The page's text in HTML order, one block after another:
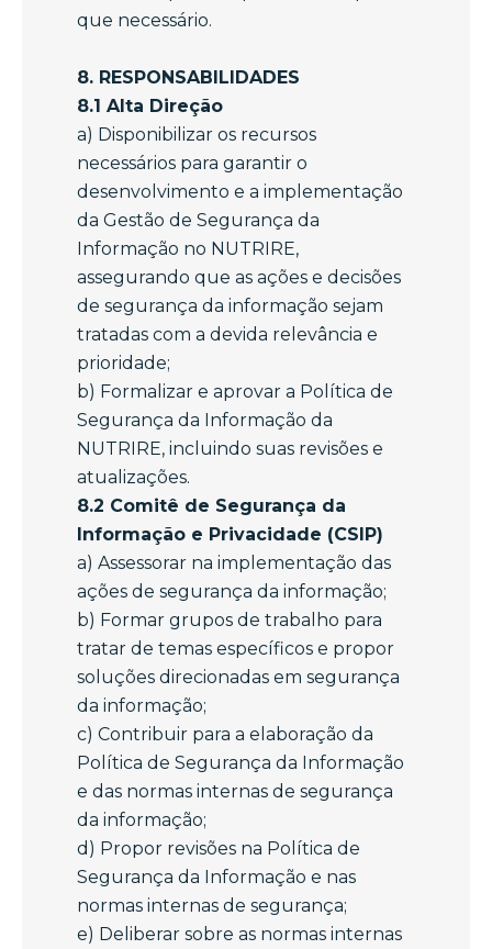
que necessário.
8. RESPONSABILIDADES
8.1 Alta Direção
a) Disponibilizar os recursos
necessários para garantir o
desenvolvimento e a implementação
da Gestão de Segurança da
Informação no NUTRIRE,
assegurando que as ações e decisões
de segurança da informação sejam
tratadas com a devida relevância e
prioridade;
b) Formalizar e aprovar a Política de
Segurança da Informação da
NUTRIRE, incluindo suas revisões e
atualizações.
8.2 Comitê de Segurança da
Informação e Privacidade (CSIP)
a) Assessorar na implementação das
ações de segurança da informação;
b) Formar grupos de trabalho para
tratar de temas específicos e propor
soluções direcionadas em segurança
da informação;
c) Contribuir para a elaboração da
Política de Segurança da Informação
e das normas internas de segurança
da informação;
d) Propor revisões na Política de
Segurança da Informação e nas
normas internas de segurança;
e) Deliberar sobre as normas internas